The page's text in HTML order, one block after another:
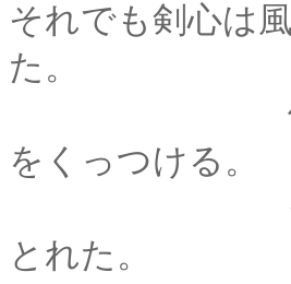
それでも剣心は
た。
体温を分け
をくっつける。
そうしてし
とれた。